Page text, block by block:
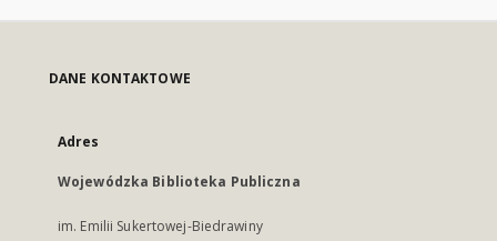
DANE KONTAKTOWE
Adres
Wojewódzka Biblioteka Publiczna
im. Emilii Sukertowej-Biedrawiny